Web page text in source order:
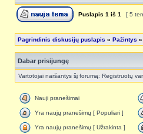
Puslapis 1 iš 1 [ 5
Pagrindinis diskusijų puslapis » Pažintys »
Dabar prisijungę
Vartotojai naršantys šį forumą: Registruotų
Nauji pranešimai
Yra naujų pranešimų [ Populiari ]
Yra naujų pranešimų [ Užrakinta ]